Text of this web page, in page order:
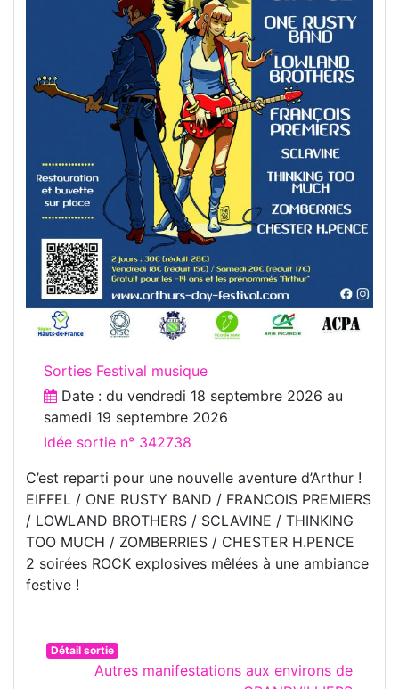
Sorties Festival musique
Date : du vendredi 18 septembre 2026 au
samedi 19 septembre 2026
Idée sortie n° 342738
C’est reparti pour une nouvelle aventure d’Arthur !
EIFFEL / ONE RUSTY BAND / FRANCOIS PREMIERS
/ LOWLAND BROTHERS / SCLAVINE / THINKING
TOO MUCH / ZOMBERRIES / CHESTER H.PENCE
2 soirées ROCK explosives mêlées à une ambiance
festive !
Détail sortie
Autres manifestations aux environs de